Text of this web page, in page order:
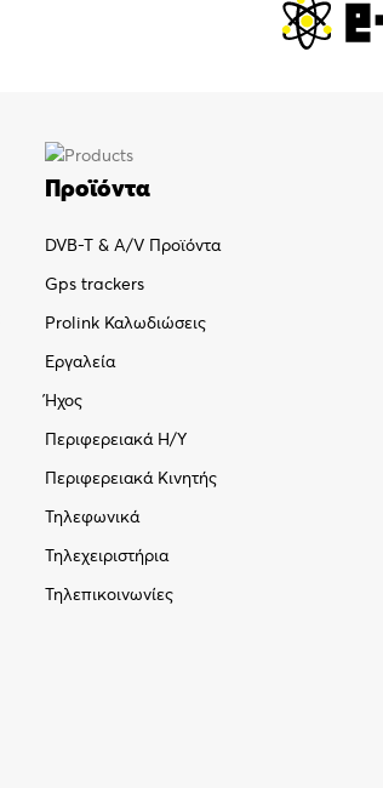
Προϊόντα
DVB-T & A/V Προϊόντα
Gps trackers
Prolink Καλωδιώσεις
Εργαλεία
Ήχος
Περιφερειακά Η/Υ
Περιφερειακά Κινητής
Τηλεφωνικά
Τηλεχειριστήρια
Τηλεπικοινωνίες